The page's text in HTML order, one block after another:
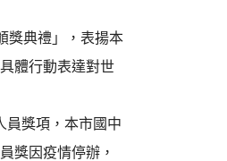
獎典禮」，表揚本
體行動表達對世
獎項，本市國中
獎因疫情停辦，